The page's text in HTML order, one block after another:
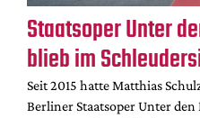
Staatsoper Unter
blieb im
Seit 2015 hatte Matthias
Berliner Staatsoper Unter